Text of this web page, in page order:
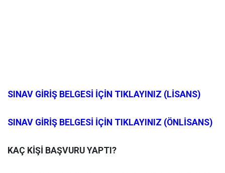
SINAV GİRİŞ BELGESİ İÇİN TIKLAYINIZ (LİSANS)
SINAV GİRİŞ BELGESİ İÇİN TIKLAYINIZ (ÖNLİSANS)
KAÇ KİŞİ BAŞVURU YAPTI?